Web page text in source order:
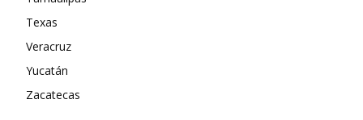
Texas
Veracruz
Yucatán
Zacatecas